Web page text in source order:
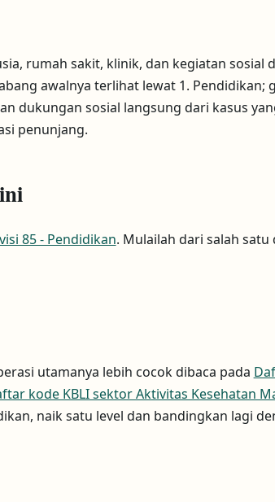
rumah sakit, klinik, dan kegiatan
awalnya terlihat lewat 1.
dukungan sosial langsung dari kasus
penunjang.
85 - Pendidikan. Mulailah dari salah
utamanya lebih cocok dibaca pada
kode KBLI sektor Aktivitas Kesehatan
naik satu level dan bandingkan lagi